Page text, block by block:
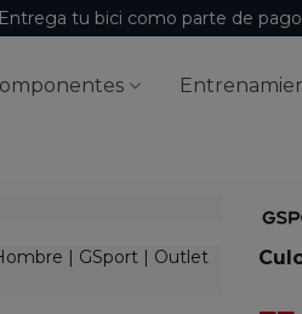
tu bici como parte de pago